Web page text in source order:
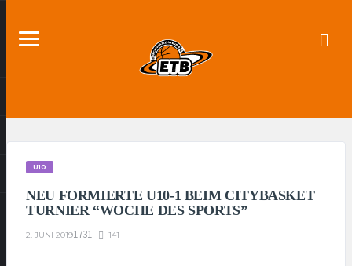
U10
NEU FORMIERTE U10-1 BEIM CITYBASKET
TURNIER “WOCHE DES SPORTS”
2. JUNI 20191731 141